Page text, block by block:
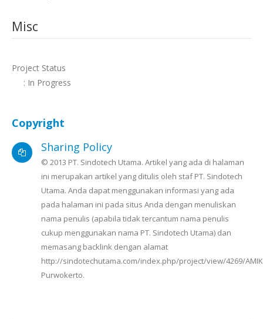
Misc
Project Status
: In Progress
Copyright
Sharing Policy
© 2013 PT. Sindotech Utama. Artikel yang ada di halaman
ini merupakan artikel yang ditulis oleh staf PT. Sindotech
Utama. Anda dapat menggunakan informasi yang ada
pada halaman ini pada situs Anda dengan menuliskan
nama penulis (apabila tidak tercantum nama penulis
cukup menggunakan nama PT. Sindotech Utama) dan
memasang backlink dengan alamat
http://sindotechutama.com/index.php/project/view/4269/
Purwokerto.